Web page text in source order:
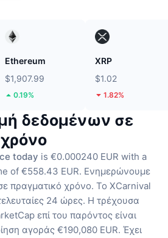
Ethereum
$1,907.99
0.19%
XRP
$1.02
1.82%
δεδομένων σε
today is €0.000240 EUR with a
of €558.43 EUR. Ενημερώνουμε
πραγματικό χρόνο. Το XCarnival
24 ώρες. Η τρέχουσα
επί του παρόντος είναι
αγοράς €190,080 EUR. Έχει